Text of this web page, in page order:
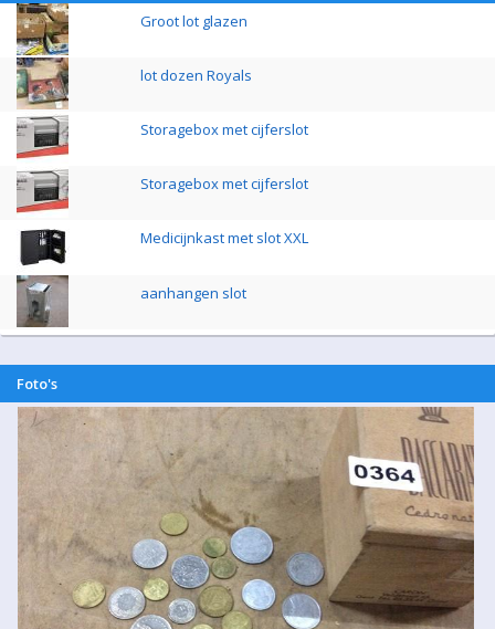
Groot lot glazen
lot dozen Royals
Storagebox met cijferslot
Storagebox met cijferslot
Medicijnkast met slot XXL
aanhangen slot
Foto's